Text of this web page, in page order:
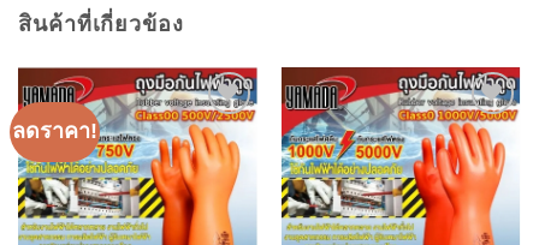
สินค้าที่เกี่ยวข้อง
ลดราคา!
Add to
wishlist
Add to
wishlist